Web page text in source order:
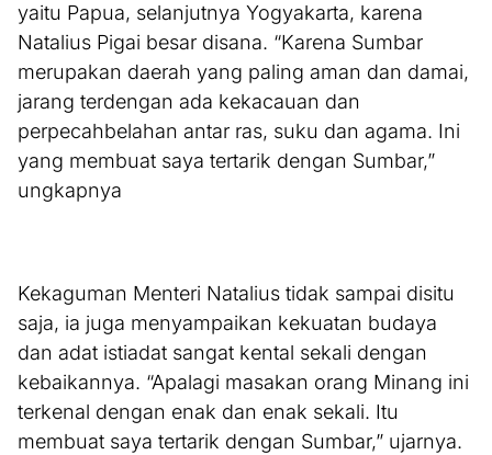
yaitu Papua, selanjutnya Yogyakarta, karena
Natalius Pigai besar disana. “Karena Sumbar
merupakan daerah yang paling aman dan damai,
jarang terdengan ada kekacauan dan
perpecahbelahan antar ras, suku dan agama. Ini
yang membuat saya tertarik dengan Sumbar,”
ungkapnya
Kekaguman Menteri Natalius tidak sampai disitu
saja, ia juga menyampaikan kekuatan budaya
dan adat istiadat sangat kental sekali dengan
kebaikannya. “Apalagi masakan orang Minang ini
terkenal dengan enak dan enak sekali. Itu
membuat saya tertarik dengan Sumbar,” ujarnya.